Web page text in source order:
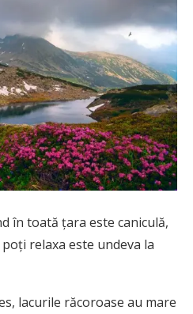
în toată țara este caniculă,
relaxa este undeva la
lacurile răcoroase au mare